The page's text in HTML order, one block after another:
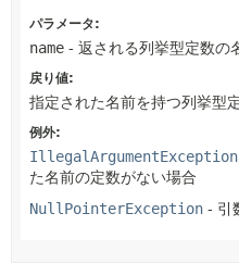
パラメータ:
name - 返される列挙型定数の
戻り値:
指定された名前を持つ列挙型
例外:
IllegalArgumentException
た名前の定数がない場合
NullPointerException - 引